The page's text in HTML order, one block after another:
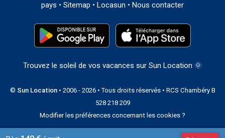
pays • Sitemap • Locasun • Nous contacter
Trouvez le soleil de vos vacances sur Sun Location 🌞
© Sun Location• 2006 - 2026 • Tous droits réservés • RCS Chambéry B
528 218 209
Modifier les préférences concernant les cookies ?